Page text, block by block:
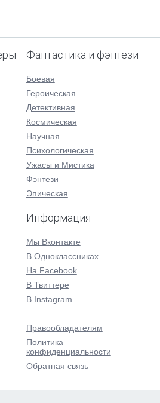
Фантастика и фэнтези
Боевая
Героическая
Детективная
Космическая
Научная
Психологическая
Ужасы и Мистика
Фэнтези
Эпическая
Информация
Мы Вконтакте
В Одноклассниках
На Facebook
В Твиттере
В Instagram
Правообладателям
Политика
конфиденциальности
Обратная связь